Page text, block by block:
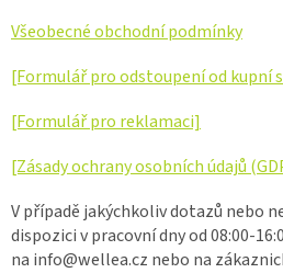
Všeobecné obchodní podmínky
[Formulář pro odstoupení od kupní
[Formulář pro reklamaci]
[Zásady ochrany osobních údajů
V případě jakýchkoliv dotazů nebo
dispozici v pracovní dny od 08:00-
na info@wellea.cz nebo na